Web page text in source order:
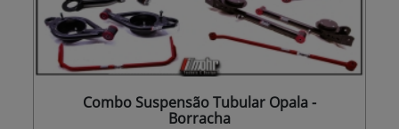
Combo Suspensão Tubular Opala -
Borracha